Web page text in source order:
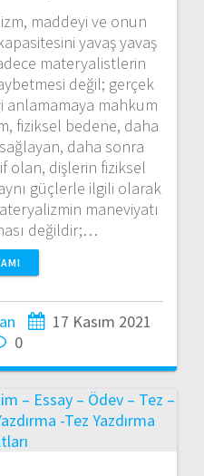
maddeyi ve onun
yavaş yavaş
materyalistlerin
değil; gerçek
anlamamaya mahkum
fiziksel bedene, daha
daha sonra
olan, dişlerin fiziksel
güçlerle ilgili olarak
maneviyatı
değildir;…
17 Kasım 2021
0